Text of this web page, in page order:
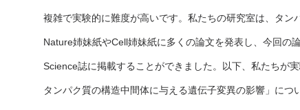
複雑で実験的に難度が高いです。私たちの研究室は、タン
Nature姉妹紙やCell姉妹紙に多くの論文を発表し、今回の
Science誌に掲載することができました。以下、私たちが
タンパク質の構造中間体に与える遺伝子変異の影響」につ